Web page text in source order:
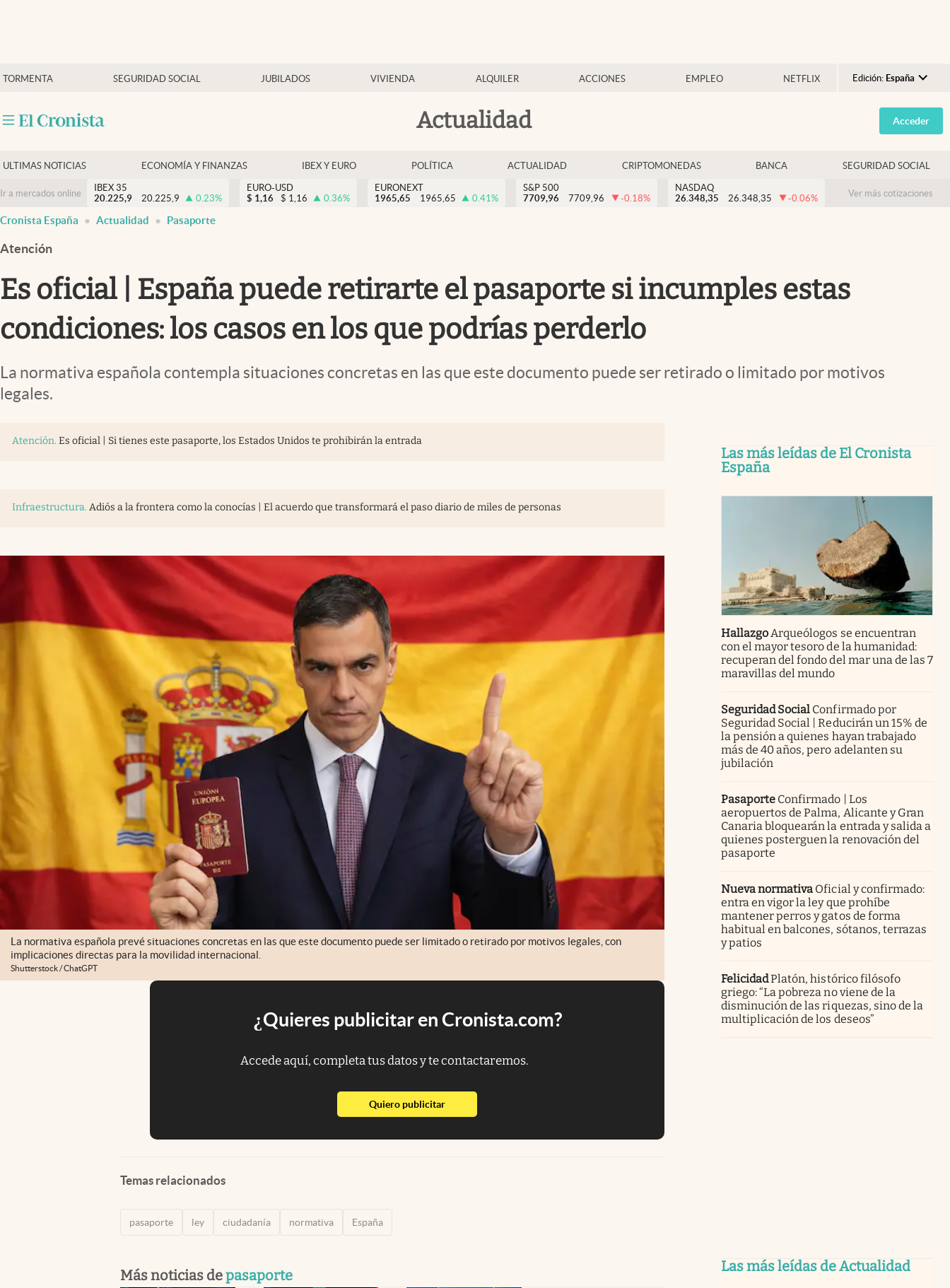
TORMENTA SEGURIDAD SOCIAL JUBILADOS VIVIENDA ALQUILER ACCIONES EMPLEO NETFLIX Edición: España
Argentina
España
USA
Colombia
Actualidad
Economía y finanzas
Criptomonedas
Acceder
ULTIMAS NOTICIAS ECONOMÍA Y FINANZAS IBEX Y EURO POLÍTICA ACTUALIDAD CRIPTOMONEDAS BANCA SEGURIDAD SOCIAL
Ir a mercados online
IBEX 35
20.225,9
20.225,9 0.23%
EURO-USD
$ 1,16 $ 1,16 0.36%
EURONEXT
1965,65
1965,65 0.41%
S&P 500
7709,96
7709,96 -0.18%
NASDAQ
26.348,35
26.348,35 -0.06% Ver más cotizaciones
Cronista España Actualidad Pasaporte
Atención
Es oficial | España puede retirarte el pasaporte si incumples estas
condiciones: los casos en los que podrías perderlo
La normativa española contempla situaciones concretas en las que este documento puede ser retirado o limitado por motivos
legales.
Atención. Es oficial | Si tienes este pasaporte, los Estados Unidos te prohibirán la entrada
Infraestructura. Adiós a la frontera como la conocías | El acuerdo que transformará el paso diario de miles de personas
La normativa española prevé situaciones concretas en las que este documento puede ser limitado o retirado por motivos legales, con
implicaciones directas para la movilidad internacional.
Shutterstock / ChatGPT
¿Quieres publicitar en Cronista.com?
Accede aquí, completa tus datos y te contactaremos.
Quiero publicitarabre en nueva pestaña
Temas relacionados
pasaporte ley ciudadanía normativa España
Más noticias depasaporte
Las más leídas de El Cronista
España
HallazgoArqueólogos se encuentran
con el mayor tesoro de la humanidad:
recuperan del fondo del mar una de las 7
maravillas del mundo
Seguridad Social Confirmado por
Seguridad Social | Reducirán un 15% de
la pensión a quienes hayan trabajado
más de 40 años, pero adelanten su
jubilación
Pasaporte Confirmado | Los
aeropuertos de Palma, Alicante y Gran
Canaria bloquearán la entrada y salida a
quienes posterguen la renovación del
pasaporte
Nueva normativa Oficial y confirmado:
entra en vigor la ley que prohíbe
mantener perros y gatos de forma
habitual en balcones, sótanos, terrazas
y patios
FelicidadPlatón, histórico filósofo
griego: “La pobreza no viene de la
disminución de las riquezas, sino de la
multiplicación de los deseos”
Las más leídas de Actualidad